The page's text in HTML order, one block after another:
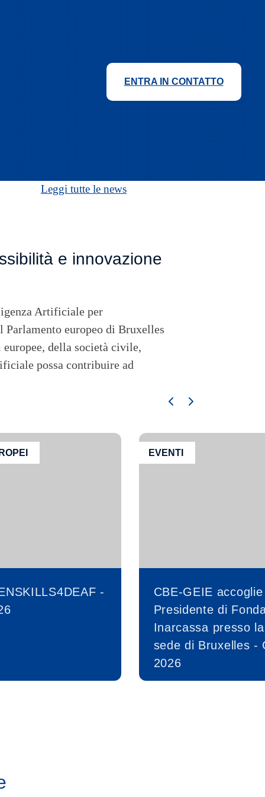
ENTRA IN CONTATTO
Leggi tutte le news
e innovazione
Artificiale per
europeo di Bruxelles
della società civile,
possa contribuire ad
-
EVENTI
CBE-GEIE
Presidente di
Inarcassa presso
sede di Bruxelles -
2026